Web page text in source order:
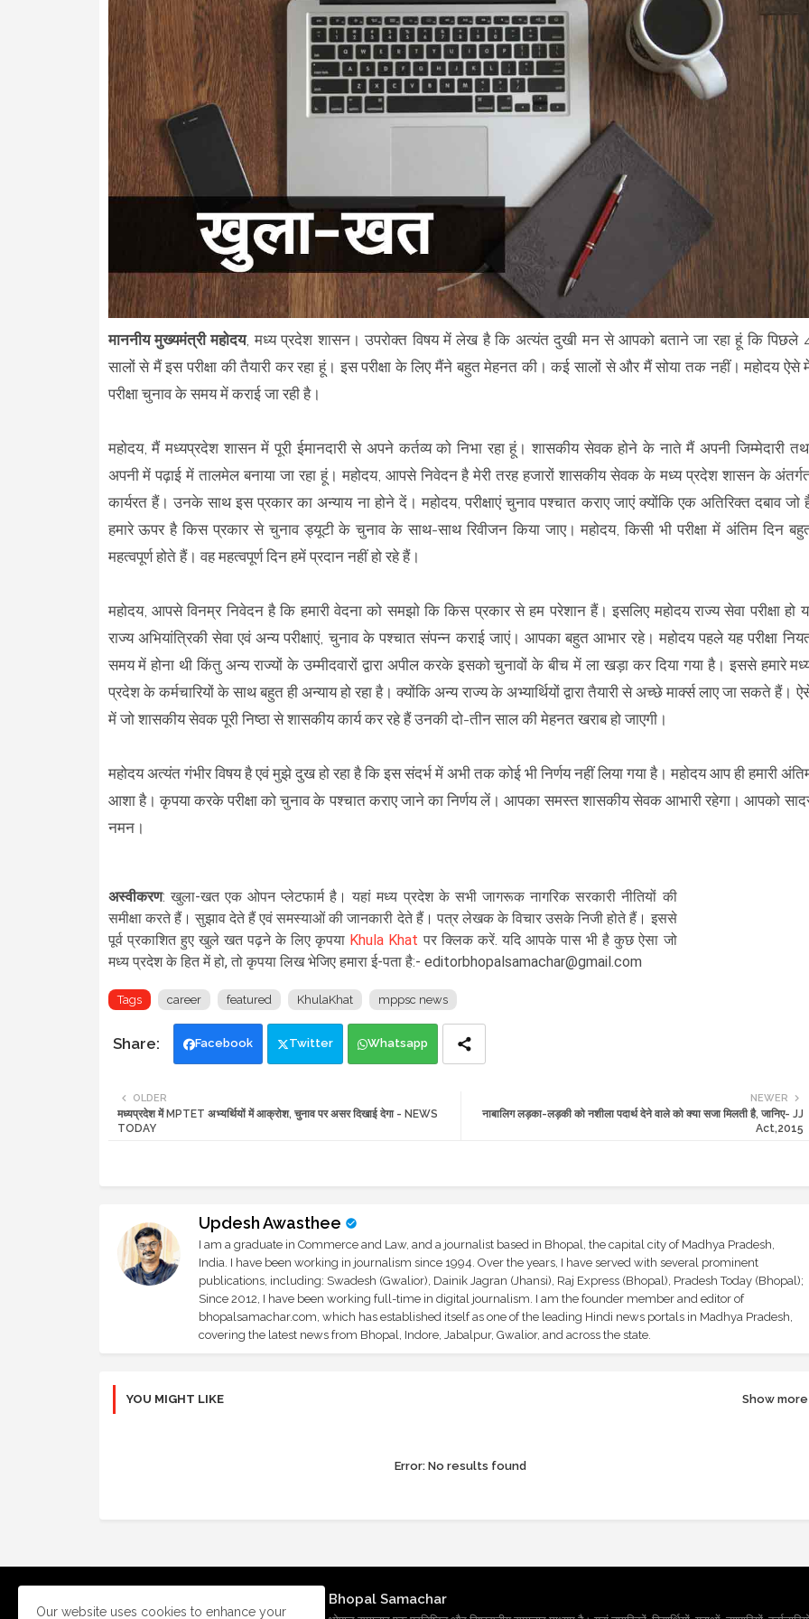
माननीय मुख्यमंत्री महोदय, मध्य प्रदेश शासन। उपरोक्त विषय में लेख है कि अत्यंत दुखी मन से आपको बताने जा रहा हूं कि पिछले
सालों से मैं इस परीक्षा की तैयारी कर रहा हूं। इस परीक्षा के लिए मैंने बहुत मेहनत की। कई सालों से और मैं सोया तक नहीं। महोदय ऐसे
परीक्षा चुनाव के समय में कराई जा रही है।
महोदय, मैं मध्यप्रदेश शासन में पूरी ईमानदारी से अपने कर्तव्य को निभा रहा हूं। शासकीय सेवक होने के नाते मैं अपनी जिम्मेदारी
अपनी में पढ़ाई में तालमेल बनाया जा रहा हूं। महोदय, आपसे निवेदन है मेरी तरह हजारों शासकीय सेवक के मध्य प्रदेश शासन के
कार्यरत हैं। उनके साथ इस प्रकार का अन्याय ना होने दें। महोदय, परीक्षाएं चुनाव पश्चात कराए जाएं क्योंकि एक अतिरिक्त दबाव जो
हमारे ऊपर है किस प्रकार से चुनाव ड्यूटी के चुनाव के साथ-साथ रिवीजन किया जाए। महोदय, किसी भी परीक्षा में अंतिम दिन
महत्वपूर्ण होते हैं। वह महत्वपूर्ण दिन हमें प्रदान नहीं हो रहे हैं।
महोदय, आपसे विनम्र निवेदन है कि हमारी वेदना को समझो कि किस प्रकार से हम परेशान हैं। इसलिए महोदय राज्य सेवा परीक्षा हो
राज्य अभियांत्रिकी सेवा एवं अन्य परीक्षाएं, चुनाव के पश्चात संपन्न कराई जाएं। आपका बहुत आभार रहे। महोदय पहले यह परीक्षा
समय में होना थी किंतु अन्य राज्यों के उम्मीदवारों द्वारा अपील करके इसको चुनावों के बीच में ला खड़ा कर दिया गया है। इससे हमारे
प्रदेश के कर्मचारियों के साथ बहुत ही अन्याय हो रहा है। क्योंकि अन्य राज्य के अभ्यार्थियों द्वारा तैयारी से अच्छे मार्क्स लाए जा सकते हैं।
में जो शासकीय सेवक पूरी निष्ठा से शासकीय कार्य कर रहे हैं उनकी दो-तीन साल की मेहनत खराब हो जाएगी।
महोदय अत्यंत गंभीर विषय है एवं मुझे दुख हो रहा है कि इस संदर्भ में अभी तक कोई भी निर्णय नहीं लिया गया है। महोदय आप ही हमारी
आशा है। कृपया करके परीक्षा को चुनाव के पश्चात कराए जाने का निर्णय लें। आपका समस्त शासकीय सेवक आभारी रहेगा। आपको
नमन।
अस्वीकरण: खुला-खत एक ओपन प्लेटफार्म है। यहां मध्य प्रदेश के सभी जागरूक नागरिक सरकारी नीतियों की
समीक्षा करते हैं। सुझाव देते हैं एवं समस्याओं की जानकारी देते हैं। पत्र लेखक के विचार उसके निजी होते हैं। इससे
पूर्व प्रकाशित हुए खुले खत पढ़ने के लिए कृपया Khula Khat पर क्लिक करें. यदि आपके पास भी है कुछ ऐसा जो
मध्य प्रदेश के हित में हो, तो कृपया लिख भेजिए हमारा ई-पता है:- editorbhopalsamachar@gmail.com
Tags career featured KhulaKhat mppsc news
Facebook Twitter Whatsapp
NEWER
नाबालिग लड़का-लड़की को नशीला पदार्थ देने वाले को क्या सजा मिलती है, जानिए- JJ
Act,2015
OLDER
मध्यप्रदेश में MPTET अभ्यर्थियों में आक्रोश, चुनाव पर असर दिखाई देगा - NEWS
TODAY
Updesh Awasthee
I am a graduate in Commerce and Law, and a journalist based in Bhopal, the capital city of Madhya Pradesh,
India. I have been working in journalism since 1994. Over the years, I have served with several prominent
publications, including: Swadesh (Gwalior), Dainik Jagran (Jhansi), Raj Express (Bhopal), Pradesh Today (Bhopal);
Since 2012, I have been working full-time in digital journalism. I am the founder member and editor of
bhopalsamachar.com, which has established itself as one of the leading Hindi news portals in Madhya Pradesh,
covering the latest news from Bhopal, Indore, Jabalpur, Gwalior, and across the state.
YOU MIGHT LIKE Show more
Error:No results found
Bhopal Samachar
Our website uses cookies to enhance your